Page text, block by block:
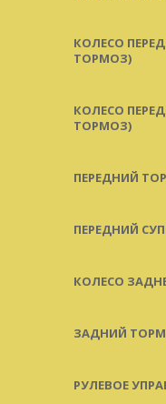
КОЛЕСО
ТОРМОЗ)
КОЛЕСО
ТОРМОЗ)
ПЕРЕДНИЙ
ПЕРЕДНИЙ
КОЛЕСО
ЗАДНИЙ
РУЛЕВОЕ